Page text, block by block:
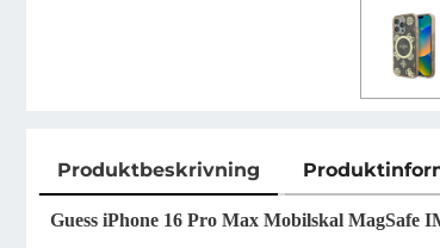
Produktbeskrivning
Produktbeskrivning
Guess iPhone 16 Pro Max Mobilskal MagSafe